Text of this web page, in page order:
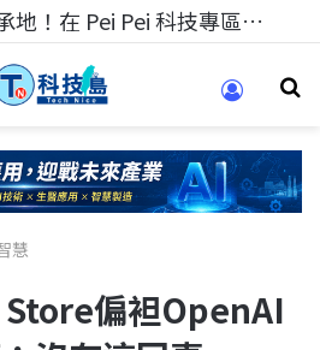
科技人的經驗傳承地！在 Pei Pei 科技專區，與學弟妹交流最硬核的技術
慧
偏袒OpenAI